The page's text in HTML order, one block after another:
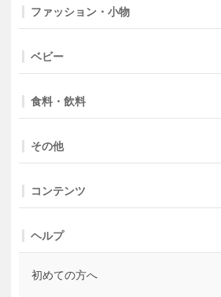
ファッション・小物
ベビー
食料・飲料
その他
コンテンツ
ヘルプ
初めての方へ